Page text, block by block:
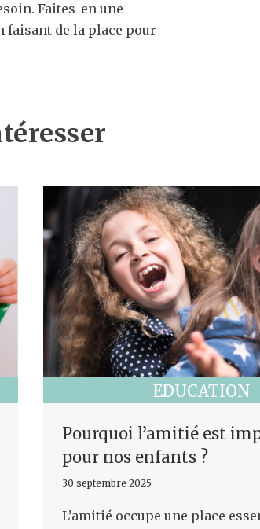
Faites-en une
faisant de la place pour
EDUCATION
Pourquoi l’amitié est
pour nos enfants ?
30 septembre 2025
L’amitié occupe une place